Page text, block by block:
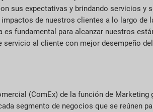
sus expectativas y brindando servicios
de nuestros clientes a lo largo
es fundamental para alcanzar nuestros
servicio al cliente con mejor desempeño
(ComEx) de la función de
segmento de negocios que se reúnen